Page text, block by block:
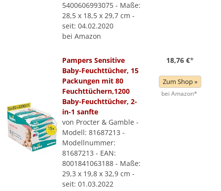
5400606993075 - Maße:
28,5 x 18,5 x 29,7 cm -
seit: 04.02.2020
bei Amazon
Pampers Sensitive
Baby-Feuchttücher, 15
Packungen mit 80
Feuchttüchern,1200
Baby-Feuchttücher, 2-
in-1 sanfte
von Procter & Gamble -
Modell: 81687213 -
Modellnummer:
81687213 - EAN:
8001841063188 - Maße:
29,3 x 19,8 x 32,9 cm -
seit: 01.03.2022
18,76 €*
Zum Shop »
bei Amazon*